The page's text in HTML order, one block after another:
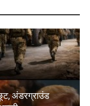
अंडरग्राउंड